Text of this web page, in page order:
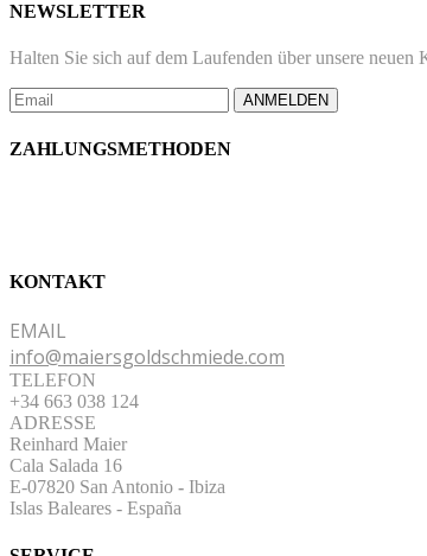
Produktseite
gewählt
werden
NEWSLETTER
Halten Sie sich auf dem Laufenden über unsere neuen
ANMELDEN
ZAHLUNGSMETHODEN
KONTAKT
EMAIL
info@maiersgoldschmiede.com
TELEFON
+34 663 038 124
ADRESSE
Reinhard Maier
Cala Salada 16
E-07820 San Antonio - Ibiza
Islas Baleares - España